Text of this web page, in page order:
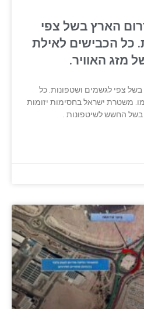
הארץ בשל צפי
כל הכבישים לאילת
מזג האוויר.
צפי לגשמים ושטפונות. כל
משטרת ישראל בחסימות יזומות
החשש לשיטפונות .